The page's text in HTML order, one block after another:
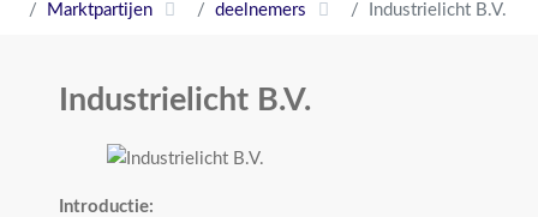
Marktpartijen
deelnemers Industrielicht B.V.
Industrielicht B.V.
Introductie: